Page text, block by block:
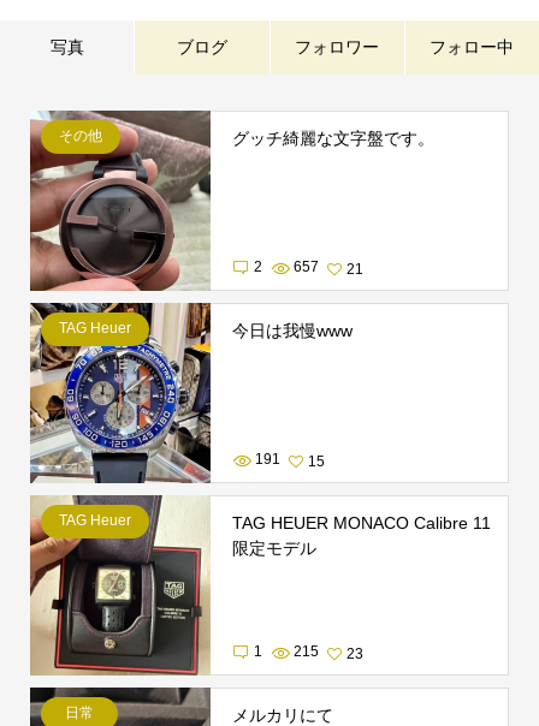
写真 ブログ フォロワー フォロー中
その他 グッチ綺麗な文字盤です。
2 657 21
TAG Heuer 今日は我慢www
191 15
TAG Heuer
TAG HEUER MONACO Calibre 11
限定モデル
1 215 23
日常 メルカリにて